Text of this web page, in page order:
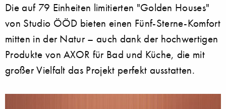
Die auf 79 Einheiten limitierten "Golden Houses"
von Studio ÖÖD bieten einen Fünf-Sterne-Komfort
mitten in der Natur – auch dank der hochwertigen
Produkte von AXOR für Bad und Küche, die mit
großer Vielfalt das Projekt perfekt ausstatten.